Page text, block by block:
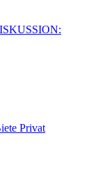
Privat